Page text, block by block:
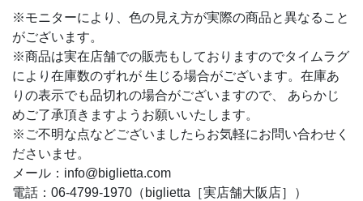
※モニターにより、色の見え方が実際の商品と異なること
がございます。
※商品は実在店舗での販売もしておりますのでタイムラグ
により在庫数のずれが 生じる場合がございます。在庫あ
りの表示でも品切れの場合がございますので、 あらかじ
めご了承頂きますようお願いいたします。
※ご不明な点などございましたらお気軽にお問い合わせく
ださいませ。
メール：info@biglietta.com
電話：06-4799-1970（biglietta［実店舗大阪店］）